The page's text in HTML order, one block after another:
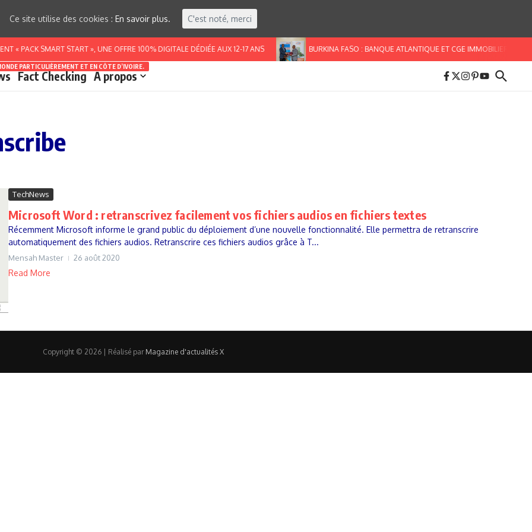
« PACK SMART START », UNE OFFRE 100% DIGITALE DÉDIÉE AUX 12-17 ANS BURKINA FASO : BANQUE ATLANTIQUE ET CGE IMMOBILIER
PARTICULIÈREMENT ET EN CÔTE D’IVOIRE.
Fact Checking A propos
TechNews
Microsoft Word : retranscrivez facilement vos fichiers audios en fichiers textes
Récemment Microsoft informe le grand public du déploiement d’une nouvelle fonctionnalité. Elle permettra de retranscrire
automatiquement des fichiers audios. Retranscrire ces fichiers audios grâce à T...
Mensah Master 26 août 2020
Read More
Copyright © 2026 | Réalisé par Magazine d'actualités X
Ce site utilise des cookies : En savoir plus. C'est noté, merci